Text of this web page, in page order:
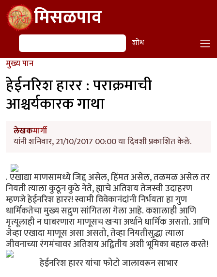
Skip to main contentमिसळपाव
शोध शोध
मुख्य पान
हेईनरिश हारर : पराक्रमाची
आश्चर्यकारक गाथा
लेखकमार्गी
यांनी शनिवार, 21/10/2017 00:00 या दिवशी प्रकाशित केले.
. एखाद्या माणसामध्ये जिद्द असेल, हिंमत असेल, तळमळ असेल तर
नियती त्याला कुठून कुठे नेते, ह्याचे अतिशय तेजस्वी उदाहरण
म्हणजे हेईनरिश हारर! स्वामी विवेकानंदांनी निर्भयता हा गुण
धार्मिकतेचा मुख्य सद्गुण सांगितला गेला आहे. कशालाही आणि
मृत्यूलाही न घाबरणारा माणूसच खर्‍या अर्थाने धार्मिक असतो. आणि
जेव्हा एखादा माणूस असा असतो, तेव्हा नियतीसुद्धा त्याला
जीवनाच्या रंगमंचावर अतिशय अद्वितीय अशी भूमिका बहाल करते!
हेईनरिश हारर यांचा फोटो जालावरून साभार